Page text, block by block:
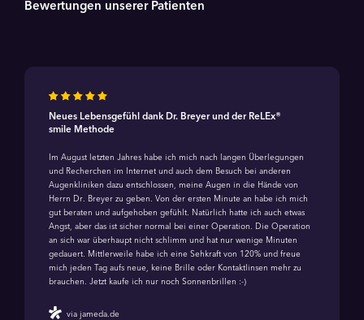
Bewertungen unserer Patienten
Neues Lebensgefühl dank Dr. Breyer und der ReLEx®
smile Methode
Im August letzten Jahres habe ich mich nach langen Überlegungen
und Recherchen im Internet und auch dem Besuch bei anderen
Augenkliniken dazu entschlossen, meine Augen in die Hände von
Herrn Dr. Breyer zu geben. Von der ersten Minute an habe ich mich
gut beraten und aufgehoben gefühlt. Natürlich hatte ich auch etwas
Angst, aber das ist sicher normal bei einer Operation. Die Operation
an sich war überhaupt nicht schlimm und hat nur wenige Minuten
gedauert. Mittlerweile habe ich eine Sehkraft von 120% und freue
mich jeden Tag aufs neue, keine Brille oder Kontaktlinsen mehr zu
brauchen. Jetzt kaufe ich nur noch Sonnenbrillen :-)
via jameda.de